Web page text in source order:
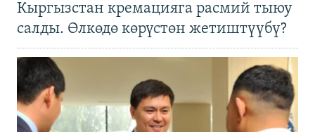
Кыргызстан кремацияга расмий тыюу
салды. Өлкөдө көрүстөн жетиштүүбү?